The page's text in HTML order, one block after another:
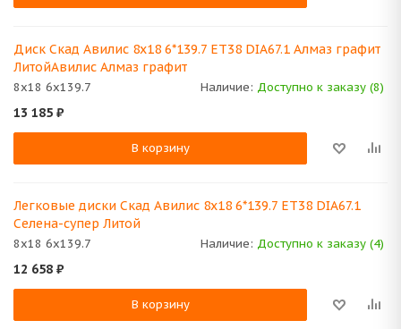
Диск Скад Авилис 8x18 6*139.7 ET38 DIA67.1 Алмаз графит
ЛитойАвилис Алмаз графит
8x18 6x139.7 Наличие: Доступно к заказу (8)
13 185 ₽
В корзину
Легковые диски Скад Авилис 8x18 6*139.7 ET38 DIA67.1
Селена-супер Литой
8x18 6x139.7 Наличие: Доступно к заказу (4)
12 658 ₽
В корзину